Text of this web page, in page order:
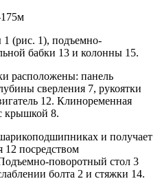
1 (рис. 1), подъемно-
бабки 13 и колонны 15.
расположены: панель
сверления 7, рукоятки
12. Клиноременная
крышкой 8.
и получает
12 посредством
поворотный стол 3
болта 2 и стяжки 14.